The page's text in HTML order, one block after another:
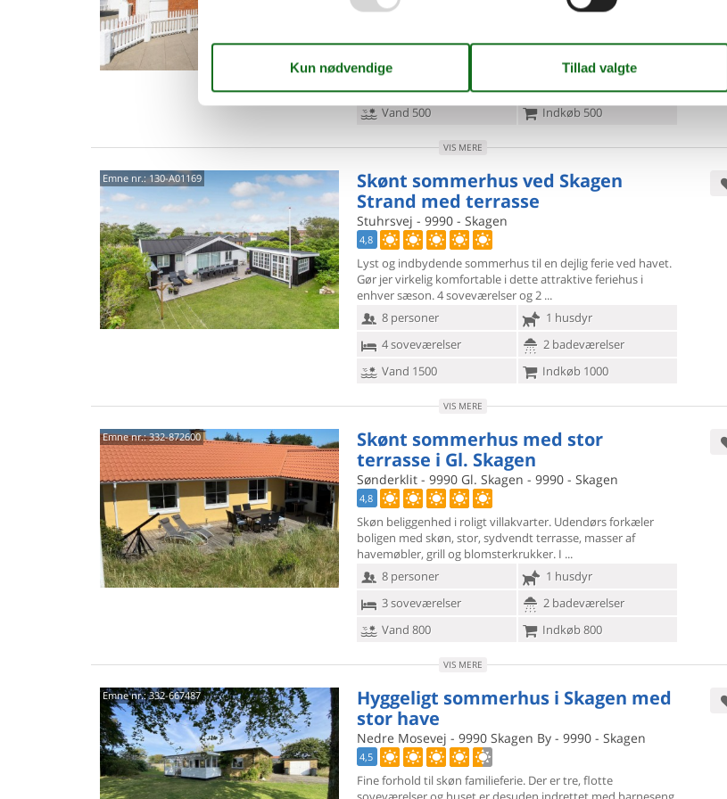
Denne markante Skagen-villa forener originale detaljer,
1 husdyr
Vand 500
Indkøb 500
VIS MERE
Emne nr.:130-A01169
Skønt sommerhus ved Skagen
Strand med terrasse
Stuhrsvej - 9990 - Skagen
4,8
Lyst og indbydende sommerhus til en dejlig ferie ved havet.
Gør jer virkelig komfortable i dette attraktive feriehus i
enhver sæson. 4 soveværelser og 2
8 personer
1 husdyr
4 soveværelser
2 badeværelser
Vand 1500
Indkøb 1000
VIS MERE
Emne nr.:332-872600
Skønt sommerhus med stor
terrasse i Gl. Skagen
Sønderklit - 9990 Gl. Skagen - 9990 - Skagen
4,8
Skøn beliggenhed i roligt villakvarter. Udendørs forkæler
boligen med skøn, stor, sydvendt terrasse, masser af
havemøbler, grill og blomsterkrukker. I
8 personer
1 husdyr
3 soveværelser
2 badeværelser
Vand 800
Indkøb 800
VIS MERE
Emne nr.:332-667487
Hyggeligt sommerhus i Skagen med
stor have
Nedre Mosevej - 9990 Skagen By - 9990 - Skagen
4,5
Fine forhold til skøn familieferie. Der er tre, flotte